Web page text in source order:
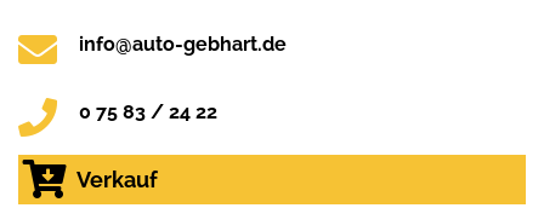
info@auto-gebhart.de
0 75 83 / 24 22
Verkauf